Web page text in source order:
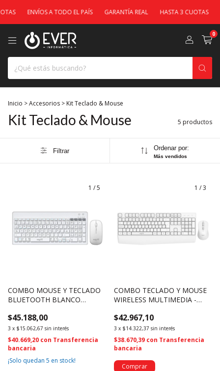
ENVÍOS A TODO EL PAÍS GARANTÍA REAL HASTA 3 CUOTAS
0
Inicio >Accesorios > Kit Teclado & Mouse
Kit Teclado & Mouse 5 productos
Filtrar Ordenar por:
Más vendidos
1 /5
COMBO MOUSE Y TECLADO
BLUETOOTH BLANCO
NSWI58COBW (4635)
$45.188,00
3 x $15.062,67 sin interés
$40.669,20 con Transferencia
bancaria
¡Solo quedan 5 en stock!
1 /3
COMBO TECLADO Y MOUSE
WIRELESS MULTIMEDIA -
$42.967,10
3 x $14.322,37 sin interés
$38.670,39 con Transferencia
bancaria